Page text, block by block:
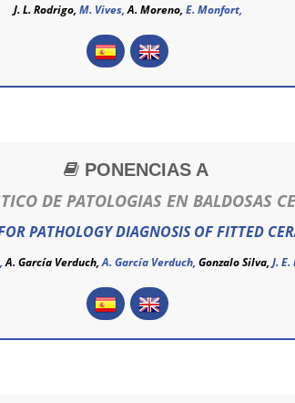
J. L. Rodrigo, M. Vives,A. Moreno, E. Monfort,
PONENCIAS A
DE PATOLOGIAS EN BALDOSAS
PATHOLOGY DIAGNOSIS OF FITTED
,A. García Verduch,A. García Verduch, Gonzalo Silva, J.